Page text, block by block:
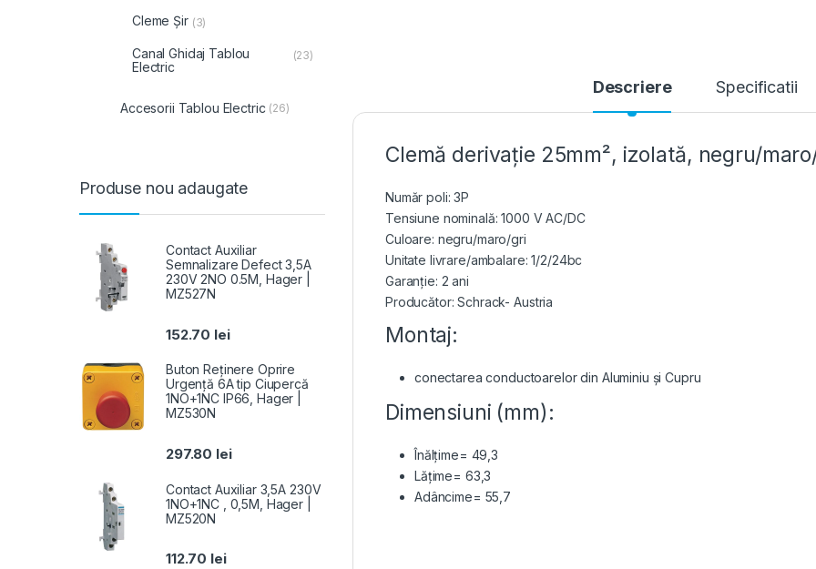
Descriere Specificatii
Clemă derivație 25mm², izolată, negru/
Număr poli: 3P
Tensiune nominală: 1000 V AC/DC
Culoare: negru/maro/gri
Unitate livrare/ambalare: 1/2/24bc
Garanție: 2 ani
Producător: Schrack- Austria
Montaj:
conectarea conductoarelor din Aluminiu și Cupru
Dimensiuni (mm):
Înălțime= 49,3
Lățime= 63,3
Adâncime= 55,7
Cleme Șir (3)
Canal Ghidaj Tablou
Electric
(23)
Accesorii Tablou Electric (26)
Produse nou adaugate
Contact Auxiliar
Semnalizare Defect 3,5A
230V 2NO 0.5M, Hager |
MZ527N
152.70 lei
Buton Reținere Oprire
Urgență 6A tip Ciupercă
1NO+1NC IP66, Hager |
MZ530N
297.80 lei
Contact Auxiliar 3,5A 230V
1NO+1NC , 0,5M, Hager |
MZ520N
112.70 lei